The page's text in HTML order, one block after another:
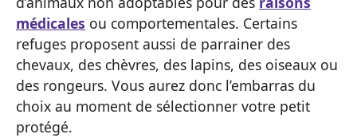
médicales ou comportementales. Certains
refuges proposent aussi de parrainer des
chevaux, des chèvres, des lapins, des oiseaux ou
des rongeurs. Vous aurez donc l’embarras du
choix au moment de sélectionner votre petit
protégé.